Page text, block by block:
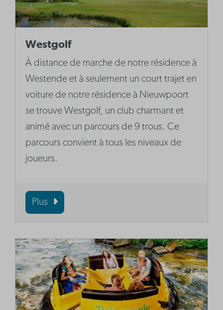
Westgolf
À distance de marche de notre résidence à
Westende et à seulement un court trajet en
voiture de notre résidence à Nieuwpoort
se trouve Westgolf, un club charmant et
animé avec un parcours de 9 trous. Ce
parcours convient à tous les niveaux de
joueurs.
Plus